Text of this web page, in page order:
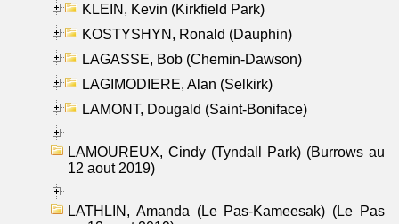
KLEIN, Kevin (Kirkfield Park)
KOSTYSHYN, Ronald (Dauphin)
LAGASSE, Bob (Chemin-Dawson)
LAGIMODIERE, Alan (Selkirk)
LAMONT, Dougald (Saint-Boniface)
LAMOUREUX, Cindy (Tyndall Park) (Burrows au
12 aout 2019)
LATHLIN, Amanda (Le Pas-Kameesak) (Le Pas